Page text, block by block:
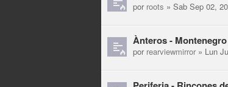
por roots » Sab Sep 02,
Ànteros -
por rearviewmirror » Lun